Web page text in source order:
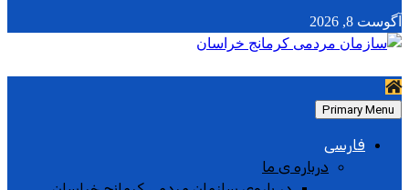
آگوست 8, 2026
Primary Menu
فارسی
درباره ی ما